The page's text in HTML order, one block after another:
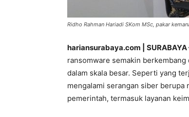
Ridho Rahman Hariadi SKom MSc, pakar
hariansurabaya.com | SURABAYA
ransomware semakin
dalam skala besar. Seperti yang
mengalami serangan siber berupa
pemerintah, termasuk layanan